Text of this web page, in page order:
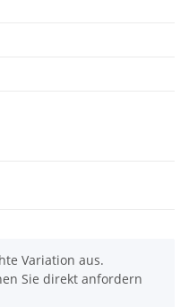
Variation aus.
Sie direkt anfordern